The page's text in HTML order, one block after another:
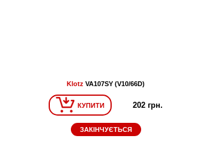
Klotz VA107SY (V10/66D)
КУПИТИ 202 грн.
ЗАКІНЧУЄТЬСЯ